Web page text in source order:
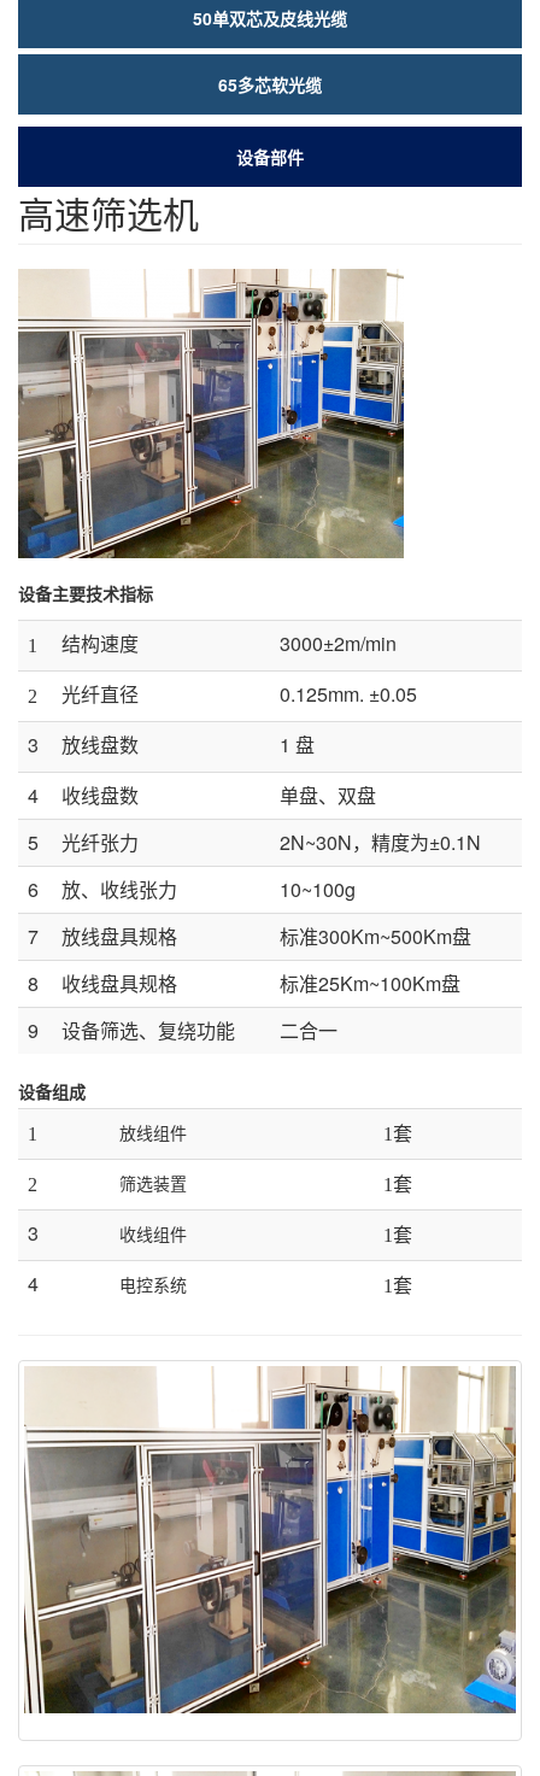
50单双芯及皮线光缆
65多芯软光缆
设备部件
高速筛选机
设备主要技术指标
1 结构速度 3000±2m/min
2 光纤直径
0.125mm. ±0.05
3
放线盘数
1 盘
4
收线盘数
单盘、双盘
5
光纤张力
2N~30N，精度为±0.1N
6
放、收线张力
10~100g
7
放线盘具规格
标准300Km~500Km盘
8
收线盘具规格
标准25Km~100Km盘
9
设备筛选、复绕功能 二合一
设备组成
1 放线组件 1套
2 筛选装置 1套
3 收线组件 1套
4 电控系统 1套